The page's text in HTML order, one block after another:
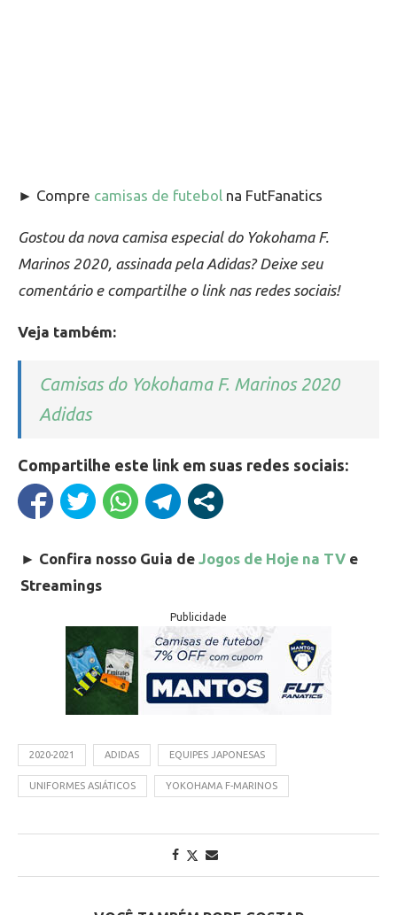
► Compre camisas de futebol na FutFanatics
Gostou da nova camisa especial do Yokohama F.
Marinos 2020, assinada pela Adidas? Deixe seu
comentário e compartilhe o link nas redes sociais!
Veja também:
Camisas do Yokohama F. Marinos 2020
Adidas
Compartilhe este link em suas redes sociais:
► Confira nosso Guia de Jogos de Hoje na TV e
Streamings
Publicidade
2020-2021 ADIDAS EQUIPES JAPONESAS
UNIFORMES ASIÁTICOS YOKOHAMA F-MARINOS